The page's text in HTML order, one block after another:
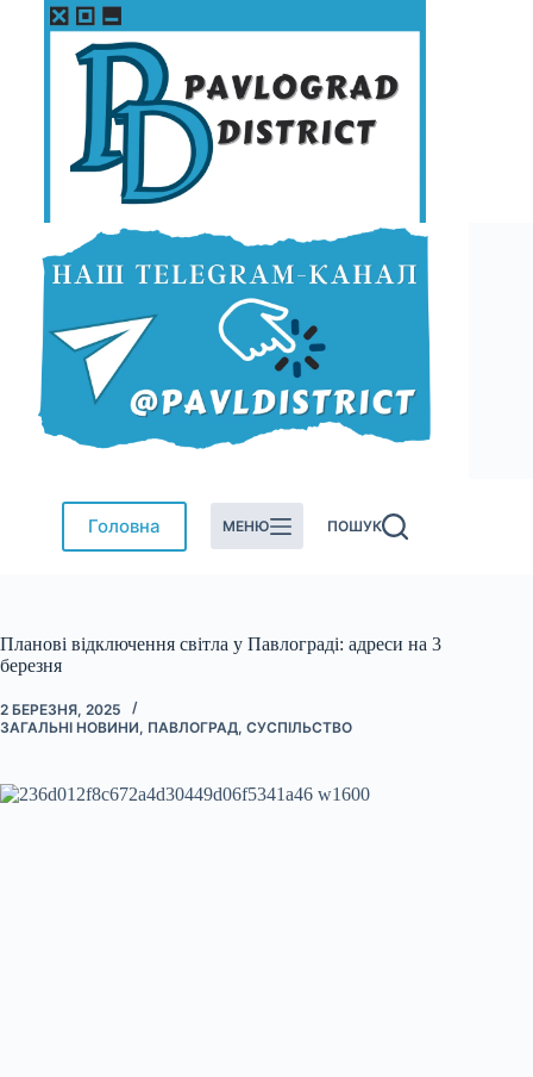
Перейти
Головна МЕНЮ ПОШУК
Планові відключення світла у Павлограді: адреси на 3
березня
2 БЕРЕЗНЯ, 2025
ЗАГАЛЬНІ НОВИНИ, ПАВЛОГРАД, СУСПІЛЬСТВО